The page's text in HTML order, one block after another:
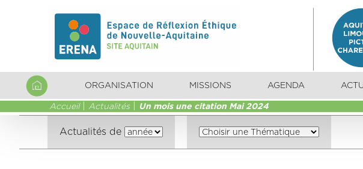
ORGANISATION MISSIONS AGENDA
Accueil Actualités Un mois une citation Mai 2024
Actualités de